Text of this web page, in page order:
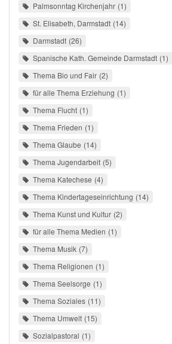
Palmsonntag Kirchenjahr 1
St. Elisabeth, Darmstadt 14
Darmstadt 26
Spanische Kath. Gemeinde Darmstadt 1
Thema Bio und Fair 2
für alle Thema Erziehung 1
Thema Flucht 1
Thema Frieden 1
Thema Glaube 14
Thema Jugendarbeit 5
Thema Katechese 4
Thema Kindertageseinrichtung 14
Thema Kunst und Kultur 2
für alle Thema Medien 1
Thema Musik 7
Thema Religionen 1
Thema Seelsorge 1
Thema Soziales 11
Thema Umwelt 15
Sozialpastoral 1